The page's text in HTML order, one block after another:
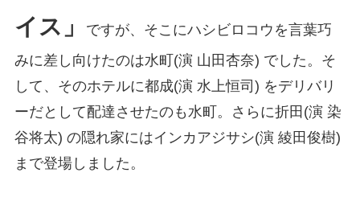
イス」
ですが、そこにハシビロコウを言葉巧
みに差し向けたのは水町(演 山田杏奈) でした。そ
して、そのホテルに都成(演 水上恒司) をデリバリ
ーだとして配達させたのも水町。さらに折田(演 染
谷将太) の隠れ家にはインカアジサシ(演 綾田俊樹)
まで登場しました。